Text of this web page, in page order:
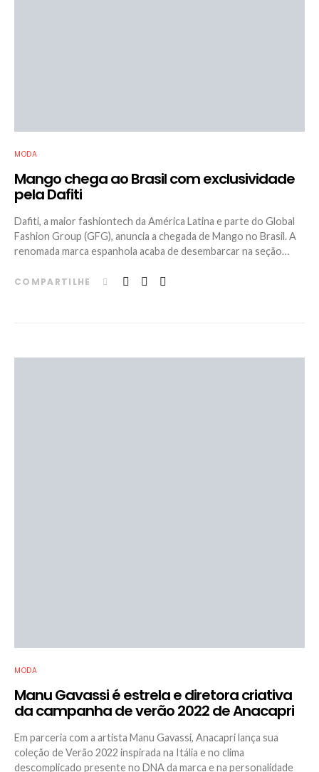
MODA
Mango chega ao Brasil com exclusividade
pela Dafiti
Dafiti, a maior fashiontech da América Latina e parte do Global
Fashion Group (GFG), anuncia a chegada de Mango no Brasil. A
renomada marca espanhola acaba de desembarcar na seção…
COMPARTILHE
MODA
Manu Gavassi é estrela e diretora criativa
da campanha de verão 2022 de Anacapri
Em parceria com a artista Manu Gavassi, Anacapri lança sua
coleção de Verão 2022 inspirada na Itália e no clima
descomplicado presente no DNA da marca e na personalidade